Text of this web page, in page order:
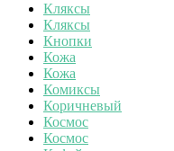
Кляксы
Кляксы
Кнопки
Кожа
Кожа
Комиксы
Коричневый
Космос
Космос